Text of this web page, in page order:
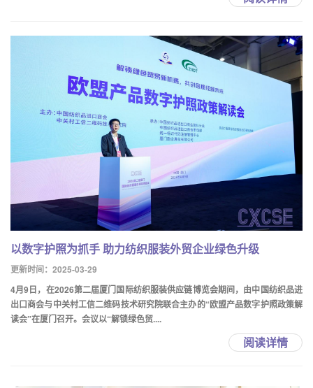
以数字护照为抓手 助力纺织服装外贸企业绿色升级
更新时间：2025-03-29
4月9日，在2026第二届厦门国际纺织服装供应链博览会期间，由中国纺织品进
出口商会与中关村工信二维码技术研究院联合主办的“欧盟产品数字护照政策解
读会”在厦门召开。会议以“解锁绿色贸....
阅读详情